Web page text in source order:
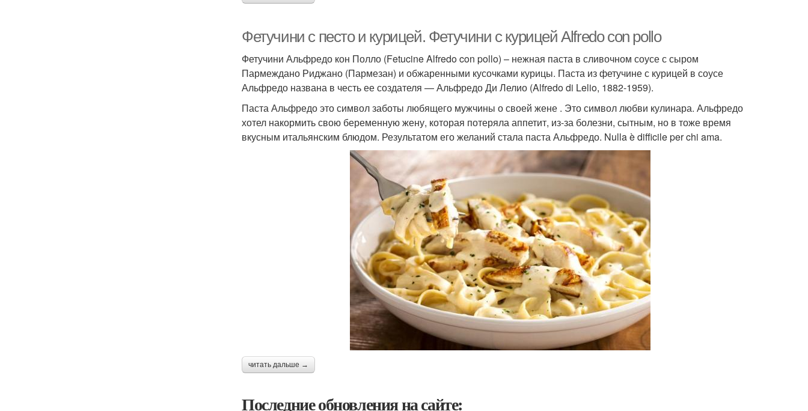
Фетучини с песто и курицей. Фетучини с курицей Alfredo con pollo
Фетучини Альфредо кон Полло (Fetucine Alfredo con pollo) – нежная паста в сливочном соусе с сыром
Пармеждано Риджано (Пармезан) и обжаренными кусочками курицы. Паста из фетучине с курицей в соусе
Альфредо названа в честь ее создателя — Альфредо Ди Лелио (Alfredo di Lelio, 1882-1959).
Паста Альфредо это символ заботы любящего мужчины о своей жене . Это символ любви кулинара. Альфредо
хотел накормить свою беременную жену, которая потеряла аппетит, из-за болезни, сытным, но в тоже время
вкусным итальянским блюдом. Результатом его желаний стала паста Альфредо. Nulla è difficile per chi ama.
читать дальше →
Последние обновления на сайте: